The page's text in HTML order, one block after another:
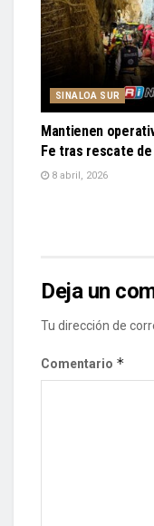
SINALOA SUR
Mantienen
Fe tras rescate
8 abril, 2026
Deja un
Tu dirección de
Comentario *